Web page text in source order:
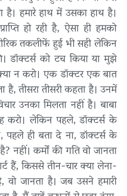
हमारे हाथ में उसका हाथ है।
हो रही है, ऐसा ही हमको
तकलीफें हुई भी सही लेकिन
डॉक्टर्स को टच किया या मुझे
न करो। एक डॉक्टर एक बात
तीसरा तीसरी कहता है। उनमें
उनका मिलता नहीं है। बाबा
लेकिन पहले, डॉक्टर्स के
ही बता दे ना, डॉक्टर्स के
नहीं। कर्मों की गति वो जानता
हैं, किससे तीन-चार क्या लेना-
वो जानता है। जब उसने हमारी